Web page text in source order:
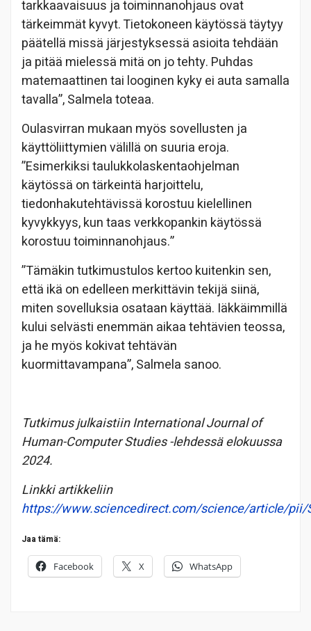
tarkkaavaisuus ja toiminnanohjaus ovat
tärkeimmät kyvyt. Tietokoneen käytössä täytyy
päätellä missä järjestyksessä asioita tehdään
ja pitää mielessä mitä on jo tehty. Puhdas
matemaattinen tai looginen kyky ei auta samalla
tavalla”, Salmela toteaa.
Oulasvirran mukaan myös sovellusten ja
käyttöliittymien välillä on suuria eroja.
”Esimerkiksi taulukkolaskentaohjelman
käytössä on tärkeintä harjoittelu,
tiedonhakutehtävissä korostuu kielellinen
kyvykkyys, kun taas verkkopankin käytössä
korostuu toiminnanohjaus.”
”Tämäkin tutkimustulos kertoo kuitenkin sen,
että ikä on edelleen merkittävin tekijä siinä,
miten sovelluksia osataan käyttää. Iäkkäimmillä
kului selvästi enemmän aikaa tehtävien teossa,
ja he myös kokivat tehtävän
kuormittavampana”, Salmela sanoo.
Tutkimus julkaistiin International Journal of
Human-Computer Studies -lehdessä elokuussa
2024.
Linkki artikkeliin
https://www.sciencedirect.com/science/article/pii/
Jaa tämä:
Facebook X WhatsApp